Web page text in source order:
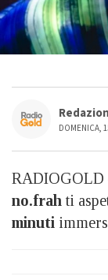
DOMENICA,
RADIOGOLD
no.frah ti
minuti